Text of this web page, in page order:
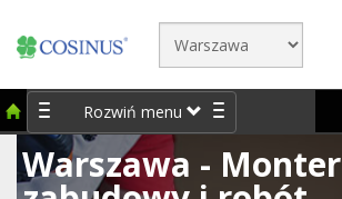
Rozwiń menu
Warszawa - Monter